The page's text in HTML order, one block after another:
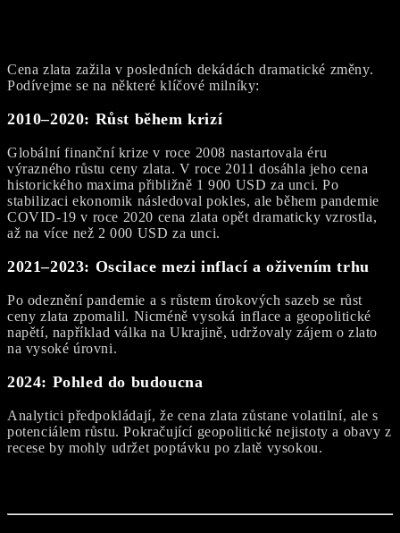
Cena zlata zažila v posledních dekádách dramatické změny.
Podívejme se na některé klíčové milníky:
2010–2020: Růst během krizí
Globální finanční krize v roce 2008 nastartovala éru
výrazného růstu ceny zlata. V roce 2011 dosáhla jeho cena
historického maxima přibližně 1 900 USD za unci. Po
stabilizaci ekonomik následoval pokles, ale během pandemie
COVID-19 v roce 2020 cena zlata opět dramaticky vzrostla,
až na více než 2 000 USD za unci.
2021–2023: Oscilace mezi inflací a oživením trhu
Po odeznění pandemie a s růstem úrokových sazeb se růst
ceny zlata zpomalil. Nicméně vysoká inflace a geopolitické
napětí, například válka na Ukrajině, udržovaly zájem o zlato
na vysoké úrovni.
2024: Pohled do budoucna
Analytici předpokládají, že cena zlata zůstane volatilní, ale s
potenciálem růstu. Pokračující geopolitické nejistoty a obavy z
recese by mohly udržet poptávku po zlatě vysokou.